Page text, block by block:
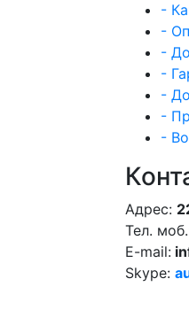
-
-
-
-
-
-
-
Адрес:
Тел.
E-mail:
Skype: